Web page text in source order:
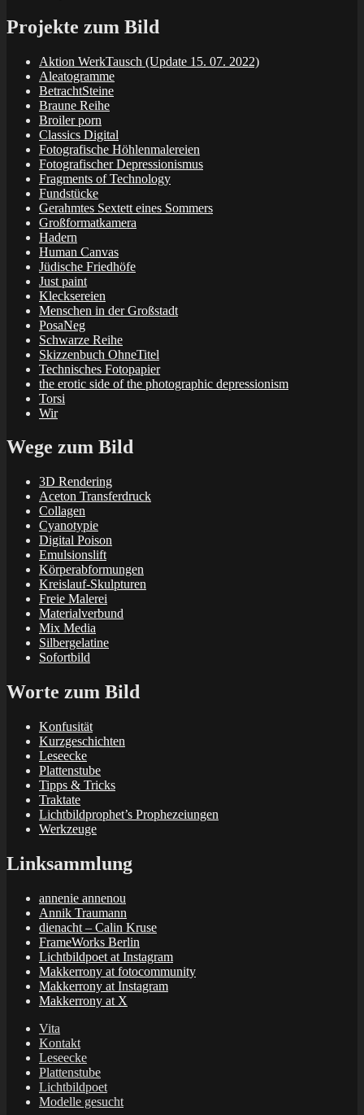
Projekte zum Bild
Aktion WerkTausch (Update 15. 07. 2022)
Aleatogramme
BetrachtSteine
Braune Reihe
Broiler porn
Classics Digital
Fotografische Höhlenmalereien
Fotografischer Depressionismus
Fragments of Technology
Fundstücke
Gerahmtes Sextett eines Sommers
Großformatkamera
Hadern
Human Canvas
Jüdische Friedhöfe
Just paint
Klecksereien
Menschen in der Großstadt
PosaNeg
Schwarze Reihe
Skizzenbuch OhneTitel
Technisches Fotopapier
the erotic side of the photographic depressionism
Torsi
Wir
Wege zum Bild
3D Rendering
Aceton Transferdruck
Collagen
Cyanotypie
Digital Poison
Emulsionslift
Körperabformungen
Kreislauf-Skulpturen
Freie Malerei
Materialverbund
Mix Media
Silbergelatine
Sofortbild
Worte zum Bild
Konfusität
Kurzgeschichten
Leseecke
Plattenstube
Tipps & Tricks
Traktate
Lichtbildprophet’s Prophezeiungen
Werkzeuge
Linksammlung
annenie annenou
Annik Traumann
dienacht – Calin Kruse
FrameWorks Berlin
Lichtbildpoet at Instagram
Makkerrony at fotocommunity
Makkerrony at Instagram
Makkerrony at X
Vita
Kontakt
Leseecke
Plattenstube
Lichtbildpoet
Modelle gesucht